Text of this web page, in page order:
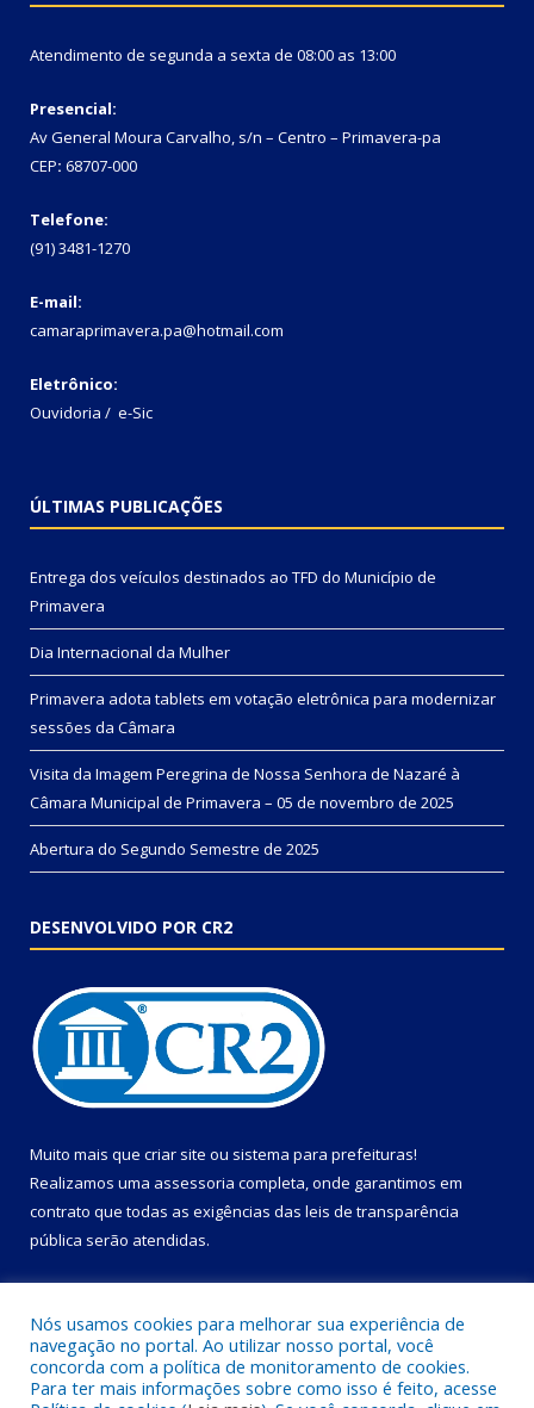
Atendimento de segunda a sexta de 08:00 as 13:00
Presencial:
Av General Moura Carvalho, s/n – Centro – Primavera-pa
CEP: 68707-000
Telefone:
(91) 3481-1270
E-mail:
camaraprimavera.pa@hotmail.com
Eletrônico:
Ouvidoria / e-Sic
ÚLTIMAS PUBLICAÇÕES
Entrega dos veículos destinados ao TFD do Município de
Primavera
Dia Internacional da Mulher
Primavera adota tablets em votação eletrônica para modernizar
sessões da Câmara
Visita da Imagem Peregrina de Nossa Senhora de Nazaré à
Câmara Municipal de Primavera – 05 de novembro de 2025
Abertura do Segundo Semestre de 2025
DESENVOLVIDO POR CR2
Muito mais que criar site ou sistema para prefeituras!
Realizamos uma assessoria completa, onde garantimos em
contrato que todas as exigências das leis de transparência
pública serão atendidas.
Nós usamos cookies para melhorar sua experiência de
navegação no portal. Ao utilizar nosso portal, você
concorda com a política de monitoramento de cookies.
Para ter mais informações sobre como isso é feito, acesse